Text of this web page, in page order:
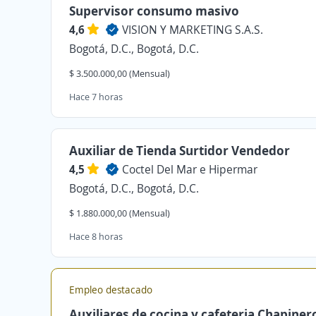
Supervisor consumo masivo
4,6
VISION Y MARKETING S.A.S.
Bogotá, D.C., Bogotá, D.C.
$ 3.500.000,00 (Mensual)
Hace 7 horas
Auxiliar de Tienda Surtidor Vendedor
4,5
Coctel Del Mar e Hipermar
Bogotá, D.C., Bogotá, D.C.
$ 1.880.000,00 (Mensual)
Hace 8 horas
Empleo destacado